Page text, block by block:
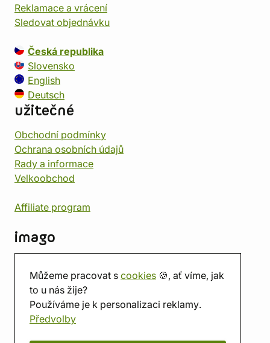
Můžeme pracovat s cookies 🍪, ať víme, jak
to u nás žije?
Používáme je k personalizaci reklamy.
Předvolby
Reklamace a vrácení
Sledovat objednávku
Česká republika
Slovensko
English
Deutsch
užitečné
Obchodní podmínky
Ochrana osobních údajů
Rady a informace
Velkoobchod
Affiliate program
imago
Prodejna
Herna
O nás
Hodnocení obchodu